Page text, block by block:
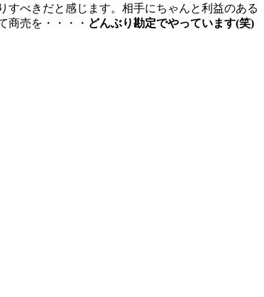
べきだと感じます。相手にちゃんと利益のある
商売を・・・・ どんぶり勘定でやっています(笑)